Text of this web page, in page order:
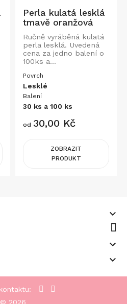
Perla kulatá lesklá
tmavě oranžová
Ručně vyráběná kulatá
perla lesklá. Uvedená
cena za jedno balení o
100ks a...
Povrch
Lesklé
Balení
30 ks a 100 ks
Cena
od 30,00 Kč
ZOBRAZIT
PRODUKT



© 2026